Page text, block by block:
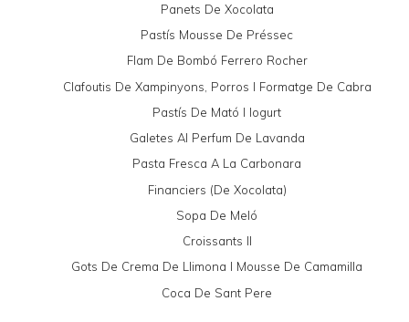
Panets De Xocolata
Pastís Mousse De Préssec
Flam De Bombó Ferrero Rocher
Clafoutis De Xampinyons, Porros I Formatge De Cabra
Pastís De Mató I Iogurt
Galetes Al Perfum De Lavanda
Pasta Fresca A La Carbonara
Financiers (de Xocolata)
Sopa De Meló
Croissants II
Gots De Crema De Llimona I Mousse De Camamilla
Coca De Sant Pere